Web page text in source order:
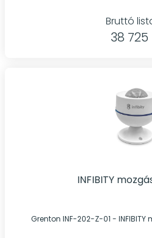
Bruttó
38 725
INFIBITY
Grenton INF-202-Z-01 -